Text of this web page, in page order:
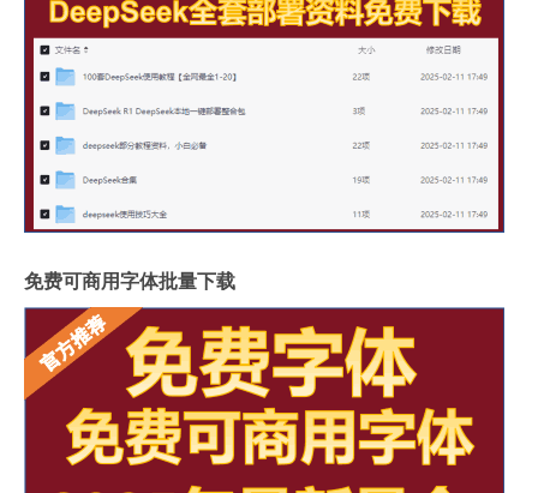
免费可商用字体批量下载